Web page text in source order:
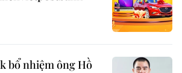
bổ nhiệm ông Hồ